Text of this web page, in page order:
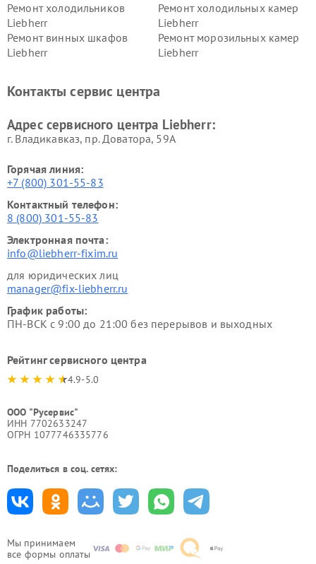
Мы принимаем
все формы оплаты
Ремонт холодильников
Liebherr
Ремонт холодильных камер
Liebherr
Ремонт винных шкафов
Liebherr
Ремонт морозильных камер
Liebherr
Контакты сервис центра
Адрес сервисного центра Liebherr:
г. Владикавказ, пр. Доватора, 59А
Горячая линия:
+7 (800) 301-55-83
Контактный телефон:
8 (800) 301-55-83
Электронная почта:
info@liebherr-fixim.ru
для юридических лиц
manager@fix-liebherr.ru
График работы:
ПН-ВСК с 9:00 до 21:00 без перерывов и выходных
Рейтинг сервисного центра
4.9-5.0
ООО "Русервис"
ИНН 7702633247
ОГРН 1077746335776
Поделиться в соц. сетях: